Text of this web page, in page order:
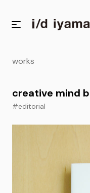
works
creative mind
#editorial